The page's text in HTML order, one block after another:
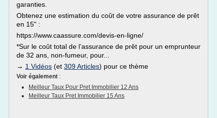
garanties.
Obtenez une estimation du coût de votre assurance de prêt
en 15" :
https://www.caassure.com/devis-en-ligne/
*Sur le coût total de l’assurance de prêt pour un emprunteur
de 32 ans, non-fumeur, pour...
→ 1 Vidéos (et 309 Articles) pour ce thème
Voir également :
Meilleur Taux Pour Pret Immobilier 12 Ans
Meilleur Taux Pret Immobilier 15 Ans